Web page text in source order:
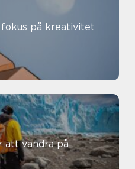
på kreativitet
att vandra på